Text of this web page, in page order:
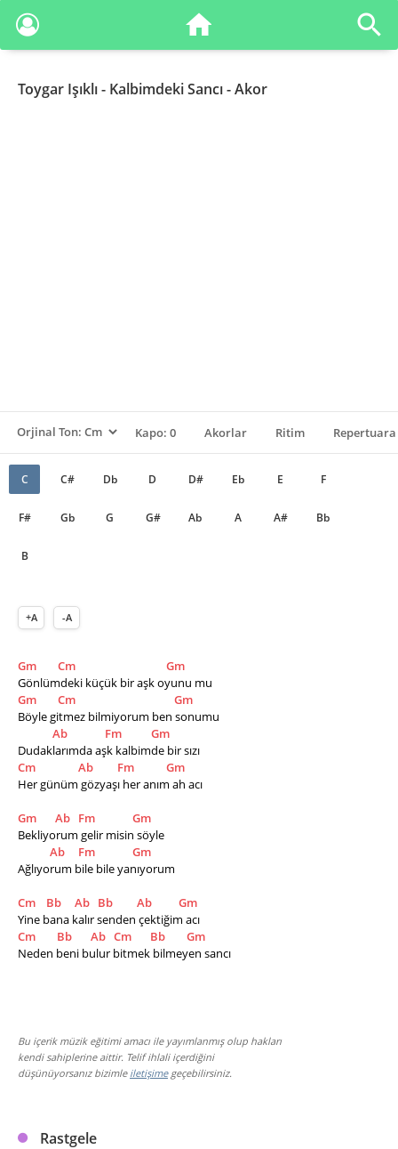
Toygar Işıklı- Kalbimdeki Sancı - Akor
Kapo: 0 Akorlar Ritim Repertuara
C C# Db D D# Eb E F
F# Gb G G# Ab A A# Bb
B
+A -A
Gm Cm
Gm
Gönlümdeki küçük bir aşk oyunu mu
Gm
Cm
Gm
Böyle gitmez bilmiyorum ben sonumu
Ab
Fm
Gm
Dudaklarımda aşk kalbimde bir sızı
Cm
Ab Fm
Gm
Her günüm gözyaşı her anım ah acı
Gm Ab Fm
Gm
Bekliyorum gelir misin söyle
Ab
Fm
Gm
Ağlıyorum bile bile yanıyorum
Cm Bb Ab Bb Ab
Gm
Yine bana kalır senden çektiğim acı
Cm
Bb Ab Cm Bb
Gm
Neden beni bulur bitmek bilmeyen sancı
Bu içerik müzik eğitimi amacı ile yayımlanmış olup hakları
kendi sahiplerine aittir. Telif ihlali içerdiğini
düşünüyorsanız bizimle iletişimegeçebilirsiniz.
Rastgele